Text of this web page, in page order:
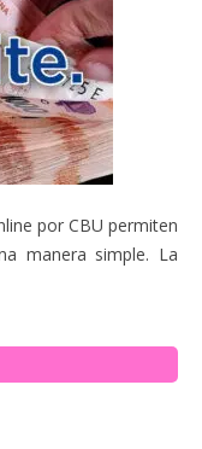
por CBU permiten
manera simple. La